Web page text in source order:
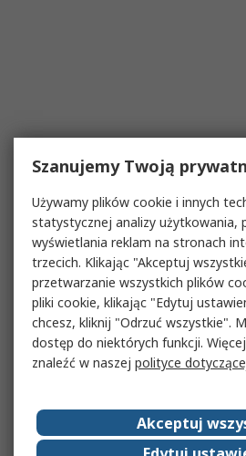
Szanujemy Twoją
Używamy plików cookie i innych
statystycznej analizy użytkowania,
wyświetlania reklam na stronach
trzecich. Klikając "Akceptuj
przetwarzanie wszystkich plików
pliki cookie, klikając "Edytuj
chcesz, kliknij "Odrzuć wszystkie".
dostęp do niektórych funkcji.
znaleźć w naszej polityce
Akceptuj